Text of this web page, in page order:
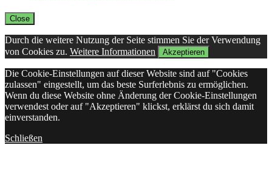
Close
Durch die weitere Nutzung der Seite stimmen Sie der Verwendung
von Cookies zu. Weitere Informationen Akzeptieren
Die Cookie-Einstellungen auf dieser Website sind auf "Cookies
zulassen" eingestellt, um das beste Surferlebnis zu ermöglichen.
Wenn du diese Website ohne Änderung der Cookie-Einstellungen
verwendest oder auf "Akzeptieren" klickst, erklärst du sich damit
einverstanden.
Schließen